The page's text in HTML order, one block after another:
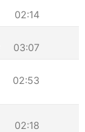
02:14
03:07
02:53
02:18